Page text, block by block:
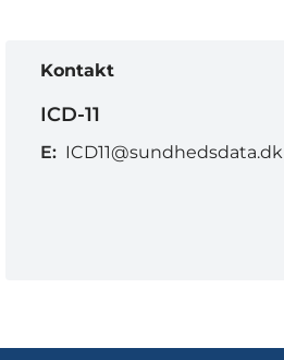
Kontakt
ICD-11
E: ICD11@sundhedsdata.dk